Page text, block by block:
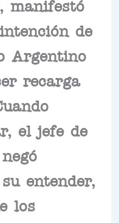
manifestó
de
Argentino
recarga
el jefe de
entender,
los